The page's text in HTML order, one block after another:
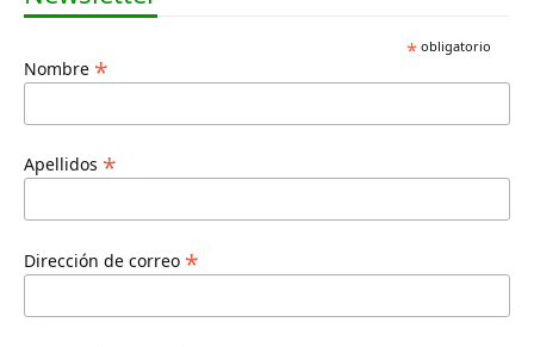
*obligatorio
Nombre *
Apellidos *
Dirección de correo *